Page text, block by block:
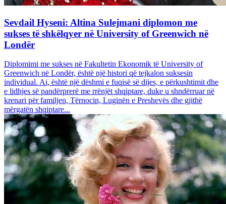
Sevdail Hyseni: Altina Sulejmani diplomon me
sukses të shkëlqyer në University of Greenwich në
Londër
Diplomimi me sukses në Fakultetin Ekonomik të University of
Greenwich në Londër, është një histori që tejkalon suksesin
individual. Ai, është një dëshmi e fuqisë së dijes, e përkushtimit dhe
e lidhjes së pandërprerë me rrënjët shqiptare, duke u shndërruar në
krenari për familjen, Tërnocin, Luginën e Preshevës dhe gjithë
mërgatën shqiptare...